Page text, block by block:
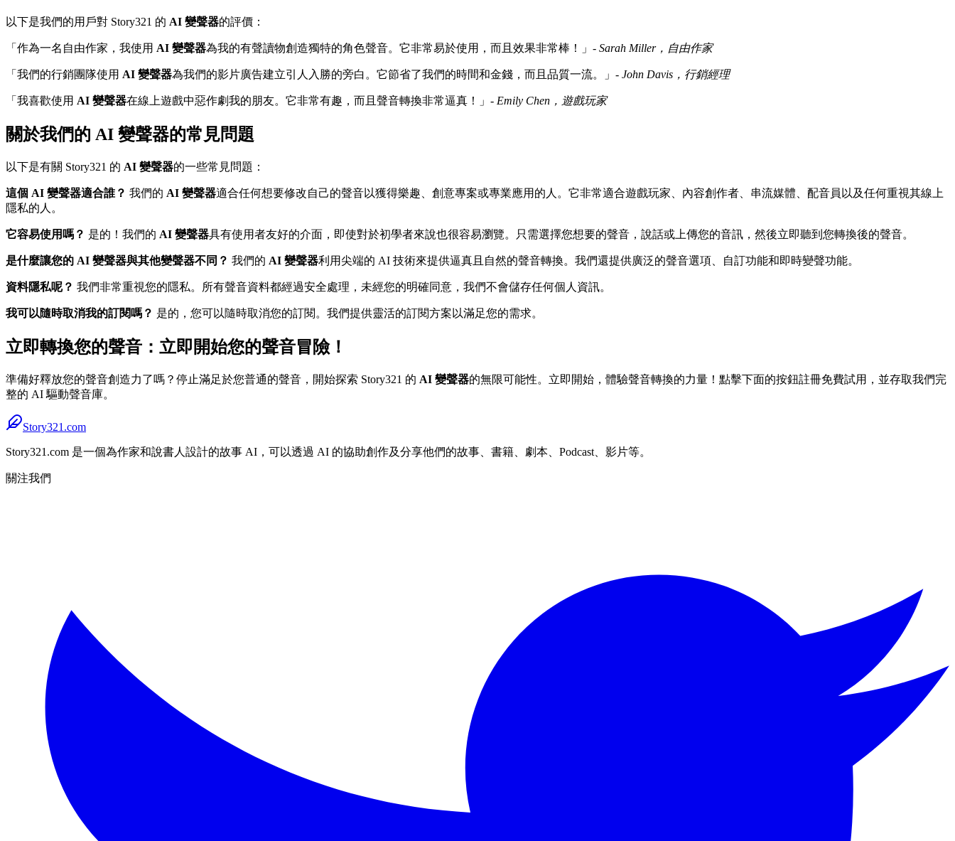
以下是我們的用戶對 Story321 的 AI 變聲器的評價：
「作為一名自由作家，我使用 AI 變聲器為我的有聲讀物創造獨特的角色聲音。它非常易於使用，而且效果非常棒！」- Sarah Miller，自由作家
「我們的行銷團隊使用 AI 變聲器為我們的影片廣告建立引人入勝的旁白。它節省了我們的時間和金錢，而且品質一流。」- John Davis，行銷經理
「我喜歡使用 AI 變聲器在線上遊戲中惡作劇我的朋友。它非常有趣，而且聲音轉換非常逼真！」- Emily Chen，遊戲玩家
關於我們的 AI 變聲器的常見問題
以下是有關 Story321 的 AI 變聲器的一些常見問題：
這個 AI 變聲器適合誰？ 我們的 AI 變聲器適合任何想要修改自己的聲音以獲得樂趣、創意專案或專業應用的人。它非常適合遊戲玩家、內容創作者、串流媒體、配音員以及任何重視其線上
隱私的人。
它容易使用嗎？ 是的！我們的 AI 變聲器具有使用者友好的介面，即使對於初學者來說也很容易瀏覽。只需選擇您想要的聲音，說話或上傳您的音訊，然後立即聽到您轉換後的聲音。
是什麼讓您的 AI 變聲器與其他變聲器不同？ 我們的 AI 變聲器利用尖端的 AI 技術來提供逼真且自然的聲音轉換。我們還提供廣泛的聲音選項、自訂功能和即時變聲功能。
資料隱私呢？ 我們非常重視您的隱私。所有聲音資料都經過安全處理，未經您的明確同意，我們不會儲存任何個人資訊。
我可以隨時取消我的訂閱嗎？ 是的，您可以隨時取消您的訂閱。我們提供靈活的訂閱方案以滿足您的需求。
立即轉換您的聲音：立即開始您的聲音冒險！
準備好釋放您的聲音創造力了嗎？停止滿足於您普通的聲音，開始探索 Story321 的 AI 變聲器的無限可能性。立即開始，體驗聲音轉換的力量！點擊下面的按鈕註冊免費試用，並存取我們完
整的 AI 驅動聲音庫。
Story321.com
Story321.com 是一個為作家和說書人設計的故事 AI，可以透過 AI 的協助創作及分享他們的故事、書籍、劇本、Podcast、影片等。
關注我們